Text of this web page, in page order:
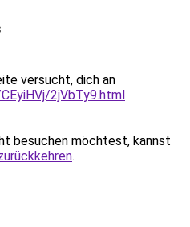
versucht, dich an
2jVbTy9.html
besuchen möchtest, kannst
.